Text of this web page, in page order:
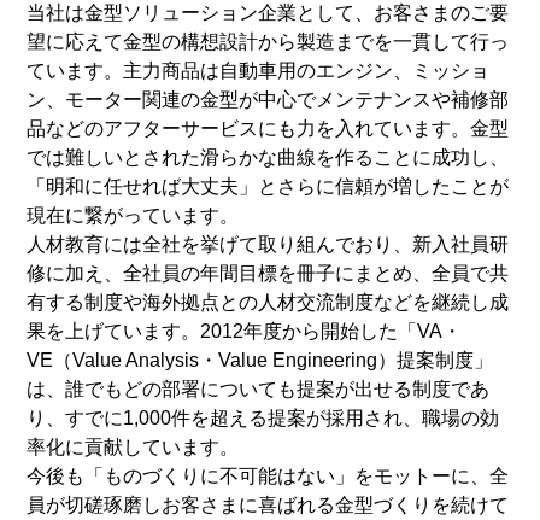
当社は金型ソリューション企業として、お客さまのご要
望に応えて金型の構想設計から製造までを一貫して行っ
ています。主力商品は自動車用のエンジン、ミッショ
ン、モーター関連の金型が中心でメンテナンスや補修部
品などのアフターサービスにも力を入れています。金型
では難しいとされた滑らかな曲線を作ることに成功し、
「明和に任せれば大丈夫」とさらに信頼が増したことが
現在に繋がっています。
人材教育には全社を挙げて取り組んでおり、新入社員研
修に加え、全社員の年間目標を冊子にまとめ、全員で共
有する制度や海外拠点との人材交流制度などを継続し成
果を上げています。2012年度から開始した「VA・
VE（Value Analysis・Value Engineering）提案制度」
は、誰でもどの部署についても提案が出せる制度であ
り、すでに1,000件を超える提案が採用され、職場の効
率化に貢献しています。
今後も「ものづくりに不可能はない」をモットーに、全
員が切磋琢磨しお客さまに喜ばれる金型づくりを続けて